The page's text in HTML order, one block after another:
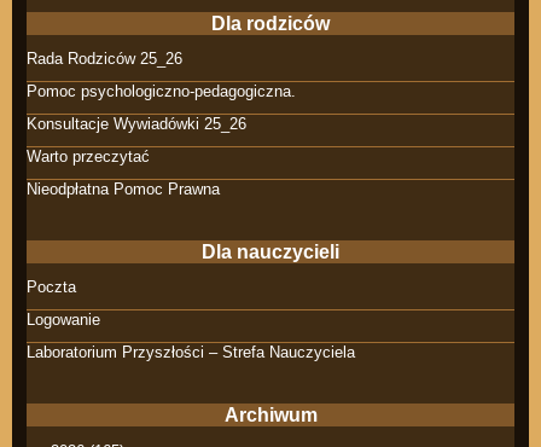
Dla rodziców
Rada Rodziców 25_26
Pomoc psychologiczno-pedagogiczna.
Konsultacje Wywiadówki 25_26
Warto przeczytać
Nieodpłatna Pomoc Prawna
Dla nauczycieli
Poczta
Logowanie
Laboratorium Przyszłości – Strefa Nauczyciela
Archiwum